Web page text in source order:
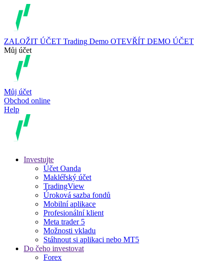
ZALOŽIT ÚČET Trading Demo OTEVŘÍT DEMO ÚČET
Můj účet
Můj účet
Obchod online
Help
Investujte
Účet Oanda
Makléřský účet
TradingView
Úroková sazba fondů
Mobilní aplikace
Profesionální klient
Meta trader 5
Možnosti vkladu
Stáhnout si aplikaci nebo MT5
Do čeho investovat
Forex